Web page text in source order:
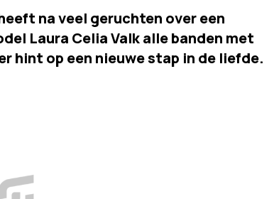
na veel geruchten over een
Laura Celia Valk alle banden met
hint op een nieuwe stap in de liefde.